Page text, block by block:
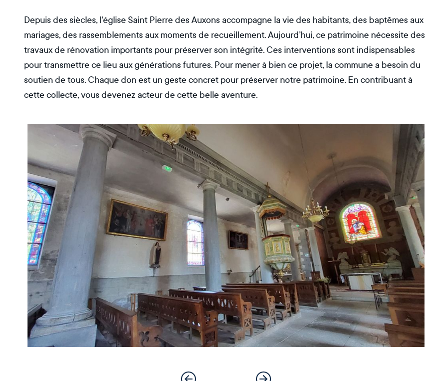
Depuis des siècles, l'église Saint Pierre des Auxons accompagne la vie des habitants, des baptêmes aux
mariages, des rassemblements aux moments de recueillement. Aujourd’hui, ce patrimoine nécessite des
travaux de rénovation importants pour préserver son intégrité. Ces interventions sont indispensables
pour transmettre ce lieu aux générations futures. Pour mener à bien ce projet, la commune a besoin du
soutien de tous. Chaque don est un geste concret pour préserver notre patrimoine. En contribuant à
cette collecte, vous devenez acteur de cette belle aventure.